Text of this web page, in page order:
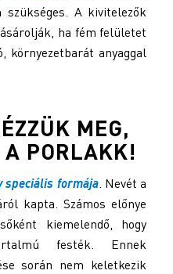
A kivitelezők
ha fém felületet
környezetbarát anyaggal
MEG,
PORLAKK!
speciális formája. Nevét a
kapta. Számos előnye
kiemelendő, hogy
festék. Ennek
során nem keletkezik